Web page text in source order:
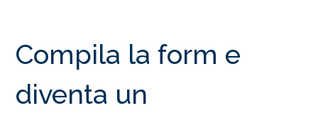
Compila la form e
diventa un